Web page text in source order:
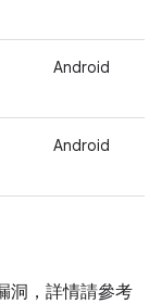
Android
Android
洞，詳情請參考